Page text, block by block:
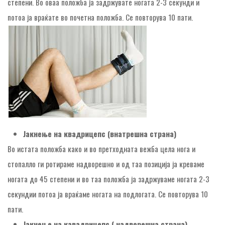
потоа ја враќате во почетна положба. Се повторува 10 пати.
Јакнење на квадрицепс (внатрешна страна)
Во истата положба како и во претходната вежба цела нога и
стопалло ги ротираме надворешно и од таа позиција ја креваме
ногата до 45 степени и во таа положба ја задржуваме ногата 2-3
секундии потоа ја враќаме ногата на подлогата. Се повторува 10
пати.